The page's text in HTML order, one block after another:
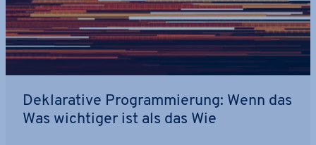
De­kla­ra­ti­ve Pro­gram­mie­rung: Wenn das
Was wichtiger ist als das Wie